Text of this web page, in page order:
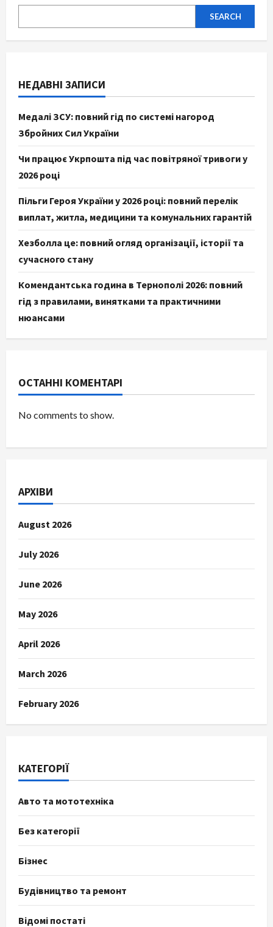
SEARCH
НЕДАВНІ ЗАПИСИ
Медалі ЗСУ: повний гід по системі нагород
Збройних Сил України
Чи працює Укрпошта під час повітряної тривоги у
2026 році
Пільги Героя України у 2026 році: повний перелік
виплат, житла, медицини та комунальних гарантій
Хезболла це: повний огляд організації, історії та
сучасного стану
Комендантська година в Тернополі 2026: повний
гід з правилами, винятками та практичними
нюансами
ОСТАННІ КОМЕНТАРІ
No comments to show.
АРХІВИ
August 2026
July 2026
June 2026
May 2026
April 2026
March 2026
February 2026
КАТЕГОРІЇ
Авто та мототехніка
Без категорії
Бізнес
Будівництво та ремонт
Відомі постаті